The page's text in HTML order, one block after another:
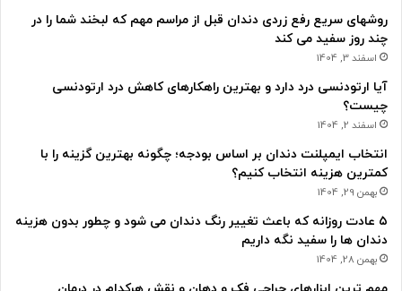
روشهای سریع رفع زردی دندان قبل از مراسم مهم که لبخند شما را در
چند روز سفید می کند
اسفند 3, 1404
آیا ارتودنسی درد دارد و بهترین راهکارهای کاهش درد ارتودنسی
چیست؟
اسفند 2, 1404
انتخاب ایمپلنت دندان بر اساس بودجه؛ چگونه بهترین گزینه را با
کمترین هزینه انتخاب کنیم؟
بهمن 29, 1404
۵ عادت روزانه که باعث تغییر رنگ دندان می شود و چطور بدون هزینه
دندان ها را سفید نگه داریم
بهمن 28, 1404